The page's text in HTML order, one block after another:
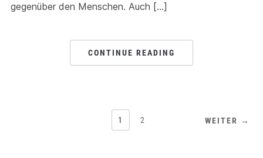
gegenüber den Menschen. Auch […]
CONTINUE READING
1 2 WEITER →